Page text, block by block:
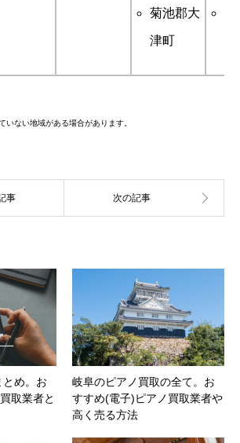
菊池郡大
津町
ない地域がある場合があります。
め。お
取業者と
岐阜のピアノ買取の全て。お
すすめ(電子)ピアノ買取業者や
高く売る方法